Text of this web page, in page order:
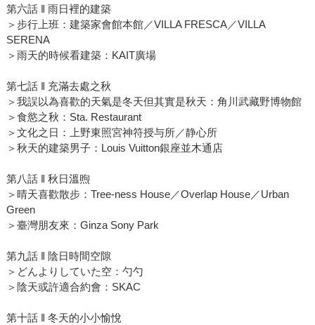
第六話 ‖ 雨日裡的建築
＞步行上班：建築家會館本館／VILLA FRESCA／VILLA
SERENA
＞雨天的時候看建築：KAIT廣場
第七話 ‖ 充滿去處之秋
＞我誤以為喜歡的天氣是冬天但其實是秋天：角川武藏野博物館
＞食慾之秋：Sta. Restaurant
＞文化之日：上野東照宮神符授与所／静心所
＞秋天的建築男子：Louis Vuitton銀座並木通店
第八話 ‖ 秋日溫煦
＞晴天喜歡散步：Tree-ness House／Overlap House／Urban
Green
＞臺灣朋友來：Ginza Sony Park
第九話 ‖ 陰日時間空隙
＞どんよりしていた空：勺勺
＞陰天或許適合約會：SKAC
第十話 ‖ 冬天的小小愉悅